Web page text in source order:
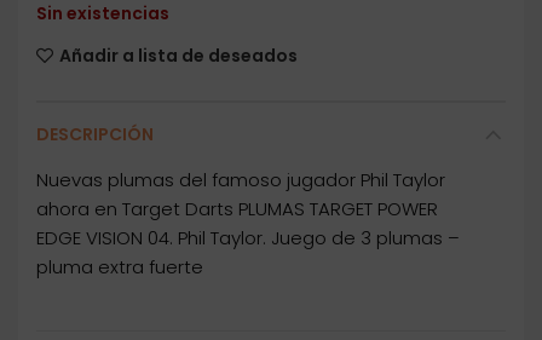
Sin existencias
Añadir a lista de deseados
DESCRIPCIÓN
Nuevas plumas del famoso jugador Phil Taylor
ahora en Target Darts PLUMAS TARGET POWER
EDGE VISION 04. Phil Taylor. Juego de 3 plumas –
pluma extra fuerte